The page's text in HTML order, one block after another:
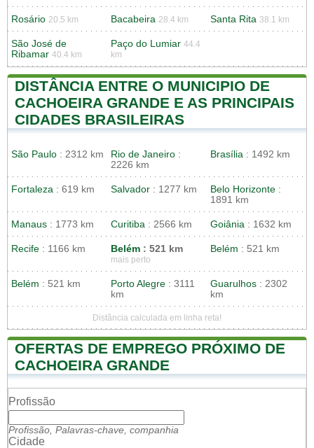
Rosário 20.5 km Bacabeira 28.4 km Santa Rita 38.1 km
São José de
Ribamar 40.4 km
Paço do Lumiar 44.4
km
DISTÂNCIA ENTRE O MUNICIPIO DE
CACHOEIRA GRANDE E AS PRINCIPAIS
CIDADES BRASILEIRAS
São Paulo : 2312 km Rio de Janeiro :
2226 km
Brasília : 1492 km
Fortaleza : 619 km Salvador : 1277 km Belo Horizonte :
1891 km
Manaus : 1773 km Curitiba : 2566 km Goiânia : 1632 km
Recife : 1166 km Belém : 521 km
mais perto
Belém : 521 km
Belém : 521 km Porto Alegre : 3111
km
Guarulhos : 2302
km
Distância calculada em linha reta!
OFERTAS DE EMPREGO PRÓXIMO DE
CACHOEIRA GRANDE
Profissão
Profissão, Palavras-chave, companhia
Cidade